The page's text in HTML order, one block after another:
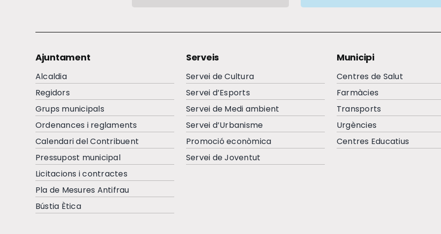
Ajuntament
Alcaldia
Regidors
Grups municipals
Ordenances i reglaments
Calendari del Contribuent
Pressupost municipal
Licitacions i contractes
Pla de Mesures Antifrau
Bústia Ètica
Serveis
Servei de Cultura
Servei d’Esports
Servei de Medi ambient
Servei d’Urbanisme
Promoció econòmica
Servei de Joventut
Municipi
Centres de Salut
Farmàcies
Transports
Urgències
Centres Educatius